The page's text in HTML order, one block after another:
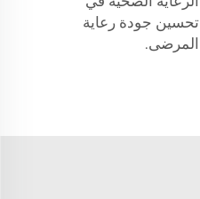
تحسين جودة رعاية
المرضى.